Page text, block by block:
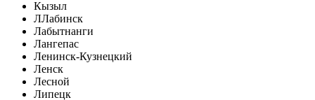
Кызыл
ЛЛабинск
Лабытнанги
Лангепас
Ленинск-Кузнецкий
Ленск
Лесной
Липецк